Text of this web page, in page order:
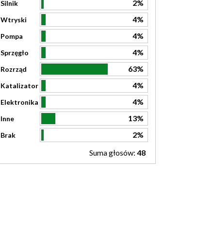
Silnik 2%
Wtryski 4%
Pompa 4%
Sprzęgło 4%
Rozrząd 63%
Katalizator 4%
Elektronika 4%
Inne 13%
Brak
2%
Suma głosów: 48